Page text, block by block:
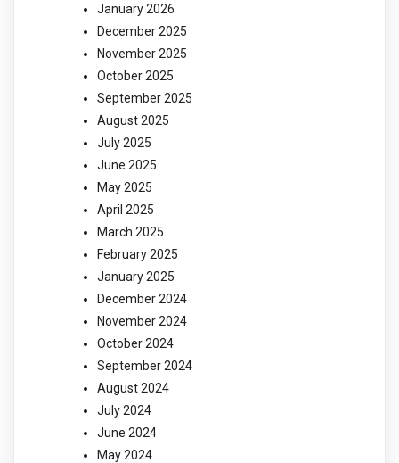
January 2026
December 2025
November 2025
October 2025
September 2025
August 2025
July 2025
June 2025
May 2025
April 2025
March 2025
February 2025
January 2025
December 2024
November 2024
October 2024
September 2024
August 2024
July 2024
June 2024
May 2024